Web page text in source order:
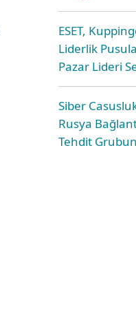
ESET,
Liderlik
Pazar Lideri
Siber
Rusya
Tehdit